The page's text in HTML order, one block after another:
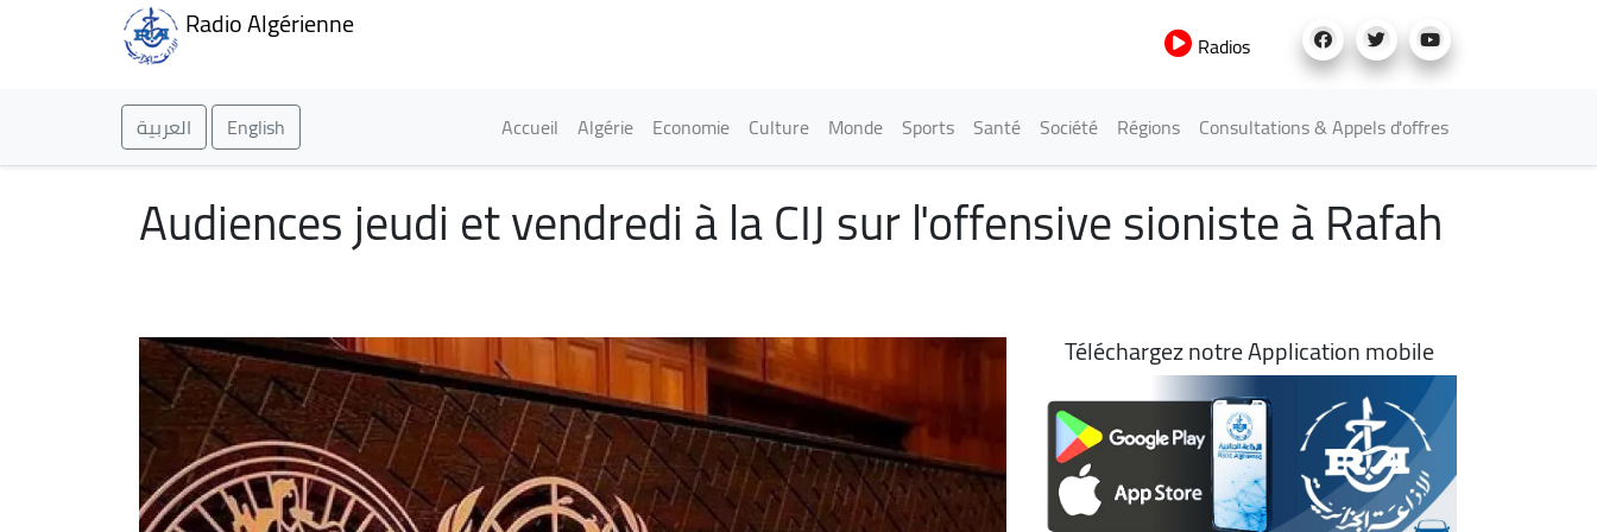
Radio Algérienne
Radios
العربية English Main navigation
Accueil Algérie Economie Culture Monde Sports Santé Société Régions Consultations & Appels d'offres
Audiences jeudi et vendredi à la CIJ sur l'offensive sioniste à Rafah
Téléchargez notre Application mobile